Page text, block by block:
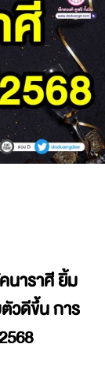
นาราศี ยิ้ม
วดีขึ้น การ